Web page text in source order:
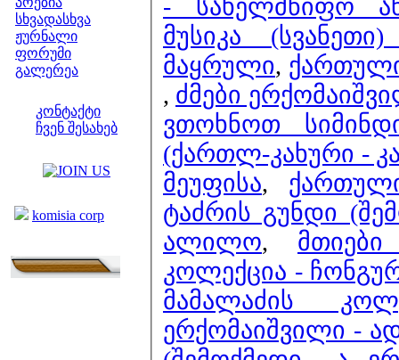
სხვადასხვა
ჟურნალი
ფორუმი
გალერეა
კონტაქტი
ჩვენ შესახებ
komisia corp
- სახელმწიფო
მუსიკა
მაყრული,
, ძმები
ვთოხნოთ
(ქართლ-კახური -
მეუფისა,
ტაძრის გუნდი
ალილო,
კოლექცია -
მამალაძის
ერქომაიშვილი -